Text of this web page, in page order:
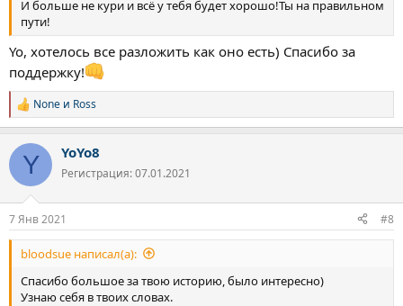
Уже чувствуются ростки уверенности в себе, возвращается
ясность мышления, настрой. Не хватает дисциплины и
Хочется сделать еще один шаг вперед, к взрослению. Именно
жить полной и насыщенной событиями, чувствами,
достижениями жизнью, а не довольствоваться стабильностью
и бесчувствием.
И больше не кури и всё у тебя будет хорошо!Ты на правильном
пути!
Yo, хотелось все разложить как оно есть) Спасибо за
поддержку!
Р
е
к
и
None и Ross
Y YoYo8
Регистрация: 07.01.2021
7 Янв 2021 #8
bloodsue написал(а):
Спасибо большое за твою историю, было интересно)
Узнаю себя в твоих словах.